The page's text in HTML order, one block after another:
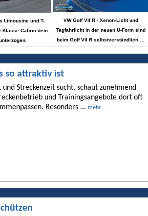
Limousine und T-
Klasse Cabrio dem
VW Golf VII R - Xenon-Licht und
Tagfahrlicht in der neuen U-Form sind
beim Golf VII R selbstverständlich …
so attraktiv ist
Streckenzeit sucht, schaut zunehmend
und Trainingsangebote dort oft
Besonders ... mehr ...